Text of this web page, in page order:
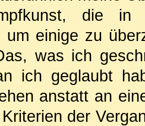
die in
um einige zu
was ich
ich geglaubt
anstatt an
der